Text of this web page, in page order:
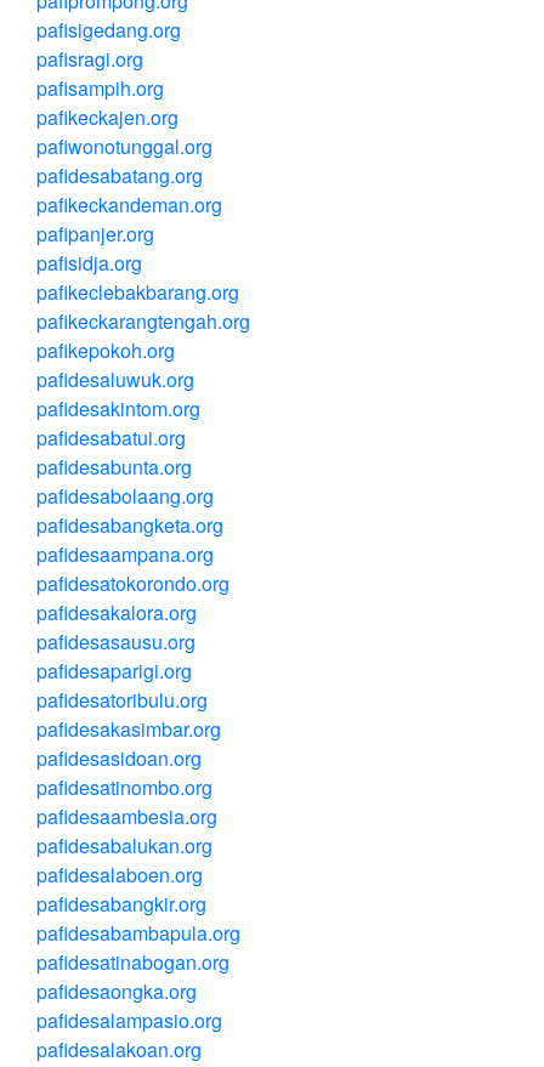
pafisigedang.org
pafisragi.org
pafisampih.org
pafikeckajen.org
pafiwonotunggal.org
pafidesabatang.org
pafikeckandeman.org
pafipanjer.org
pafisidja.org
pafikeclebakbarang.org
pafikeckarangtengah.org
pafikepokoh.org
pafidesaluwuk.org
pafidesakintom.org
pafidesabatui.org
pafidesabunta.org
pafidesabolaang.org
pafidesabangketa.org
pafidesaampana.org
pafidesatokorondo.org
pafidesakalora.org
pafidesasausu.org
pafidesaparigi.org
pafidesatoribulu.org
pafidesakasimbar.org
pafidesasidoan.org
pafidesatinombo.org
pafidesaambesia.org
pafidesabalukan.org
pafidesalaboen.org
pafidesabangkir.org
pafidesabambapula.org
pafidesatinabogan.org
pafidesaongka.org
pafidesalampasio.org
pafidesalakoan.org